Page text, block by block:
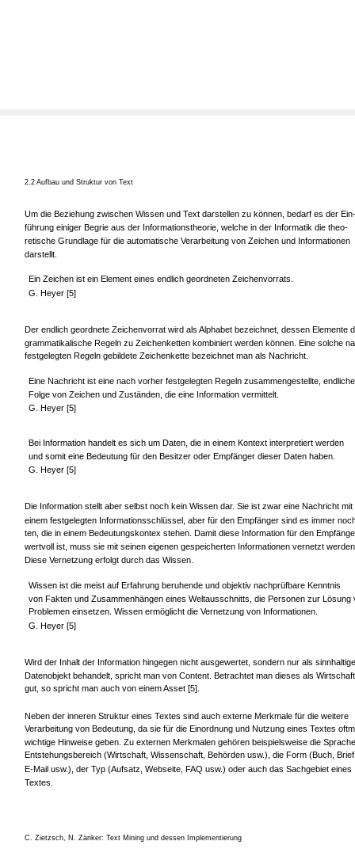
2.2 Aufbau und Struktur von Text
Um die Beziehung zwischen Wissen und Text darstellen zu können, bedarf es der Ein-
führung einiger Begrie aus der Informationstheorie, welche in der Informatik die theo-
retische Grundlage für die automatische Verarbeitung von Zeichen und Informationen
darstellt.
Ein Zeichen ist ein Element eines endlich geordneten Zeichenvorrats.
G. Heyer [5]
Der endlich geordnete Zeichenvorrat wird als Alphabet bezeichnet, dessen Elemente
grammatikalische Regeln zu Zeichenketten kombiniert werden können. Eine solche
festgelegten Regeln gebildete Zeichenkette bezeichnet man als Nachricht.
Eine Nachricht ist eine nach vorher festgelegten Regeln zusammengestellte, endliche
Folge von Zeichen und Zuständen, die eine Information vermittelt.
G. Heyer [5]
Bei Information handelt es sich um Daten, die in einem Kontext interpretiert werden
und somit eine Bedeutung für den Besitzer oder Empfänger dieser Daten haben.
G. Heyer [5]
Die Information stellt aber selbst noch kein Wissen dar. Sie ist zwar eine Nachricht mit
einem festgelegten Informationsschlüssel, aber für den Empfänger sind es immer
ten, die in einem Bedeutungskontex stehen. Damit diese Information für den
wertvoll ist, muss sie mit seinen eigenen gespeicherten Informationen vernetzt
Diese Vernetzung erfolgt durch das Wissen.
Wissen ist die meist auf Erfahrung beruhende und objektiv nachprüfbare Kenntnis
von Fakten und Zusammenhängen eines Weltausschnitts, die Personen zur Lösung
Problemen einsetzen. Wissen ermöglicht die Vernetzung von Informationen.
G. Heyer [5]
Wird der Inhalt der Information hingegen nicht ausgewertet, sondern nur als
Datenobjekt behandelt, spricht man von Content. Betrachtet man dieses als
gut, so spricht man auch von einem Asset [5].
Neben der inneren Struktur eines Textes sind auch externe Merkmale für die weitere
Verarbeitung von Bedeutung, da sie für die Einordnung und Nutzung eines Textes
wichtige Hinweise geben. Zu externen Merkmalen gehören beispielsweise die
Entstehungsbereich (Wirtschaft, Wissenschaft, Behörden usw.), die Form (Buch,
E-Mail usw.), der Typ (Aufsatz, Webseite, FAQ usw.) oder auch das Sachgebiet eines
Textes.
C. Zietzsch, N. Zänker: Text Mining und dessen Implementierung